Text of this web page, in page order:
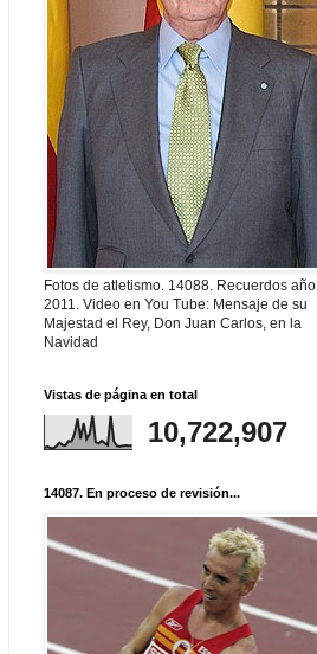
Fotos de atletismo. 14088. Recuerdos año
2011. Video en You Tube: Mensaje de su
Majestad el Rey, Don Juan Carlos, en la
Navidad
Vistas de página en total
10,722,907
14087. En proceso de revisión...